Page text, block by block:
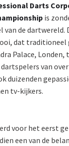
Darts
is
van de dartwereld.
dat traditioneel
Palace,
van
duizenden
tv-kijkers.
voor het eerst
een van de